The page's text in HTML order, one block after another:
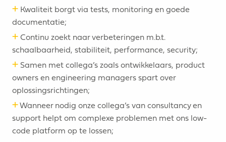
+ Kwaliteit borgt via tests, monitoring en goede
documentatie;
+ Continu zoekt naar verbeteringen m.b.t.
schaalbaarheid, stabiliteit, performance, security;
+ Samen met collega’s zoals ontwikkelaars, product
owners en engineering managers spart over
oplossingsrichtingen;
+Wanneer nodig onze collega’s van consultancy en
support helpt om complexe problemen met ons low-
code platform op te lossen;